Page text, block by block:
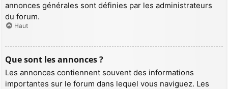
annonces générales sont définies par les administrateurs
du forum.
Haut
Que sont les annonces ?
Les annonces contiennent souvent des informations
importantes sur le forum dans lequel vous naviguez. Les